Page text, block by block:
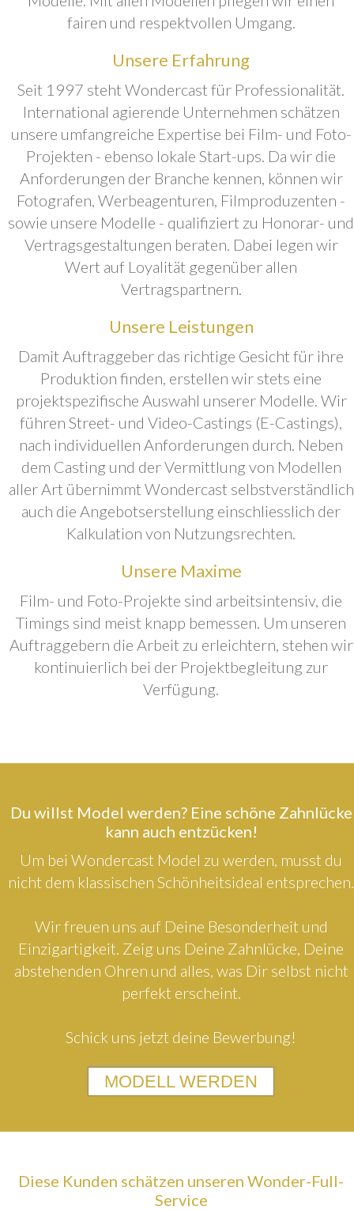
fairen und respektvollen Umgang.
Unsere Erfahrung
Seit 1997 steht Wondercast für Professionalität.
International agierende Unternehmen schätzen
unsere umfangreiche Expertise bei Film- und Foto-
Projekten - ebenso lokale Start-ups. Da wir die
Anforderungen der Branche kennen, können wir
Fotografen, Werbeagenturen, Filmproduzenten -
sowie unsere Modelle - qualifiziert zu Honorar- und
Vertragsgestaltungen beraten. Dabei legen wir
Wert auf Loyalität gegenüber allen
Vertragspartnern.
Unsere Leistungen
Damit Auftraggeber das richtige Gesicht für ihre
Produktion finden, erstellen wir stets eine
projektspezifische Auswahl unserer Modelle. Wir
führen Street- und Video-Castings (E-Castings),
nach individuellen Anforderungen durch. Neben
dem Casting und der Vermittlung von Modellen
aller Art übernimmt Wondercast selbstverständlich
auch die Angebotserstellung einschliesslich der
Kalkulation von Nutzungsrechten.
Unsere Maxime
Film- und Foto-Projekte sind arbeitsintensiv, die
Timings sind meist knapp bemessen. Um unseren
Auftraggebern die Arbeit zu erleichtern, stehen wir
kontinuierlich bei der Projektbegleitung zur
Verfügung.
Du willst Model werden? Eine schöne Zahnlücke
kann auch entzücken!
Um bei Wondercast Model zu werden, musst du
nicht dem klassischen Schönheitsideal entsprechen.
Wir freuen uns auf Deine Besonderheit und
Einzigartigkeit. Zeig uns Deine Zahnlücke, Deine
abstehenden Ohren und alles, was Dir selbst nicht
perfekt erscheint.
Schick uns jetzt deine Bewerbung!
MODELL WERDEN
Diese Kunden schätzen unseren Wonder-Full-
Service